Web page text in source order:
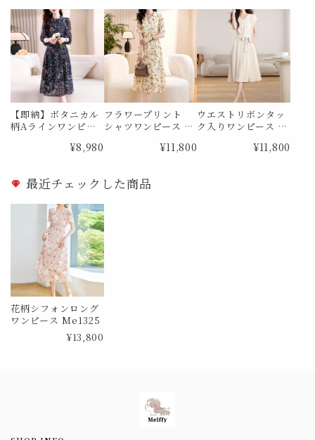
【即納】ボタニカル
柄Aラインワンピー
¥8,980
フラワープリント
シャツワンピース M
¥11,800
ウエストリボンタッ
ク入りワンピース M
¥11,800
最近チェックした商品
花柄シフォンロング
ワンピース Me1325
¥13,800